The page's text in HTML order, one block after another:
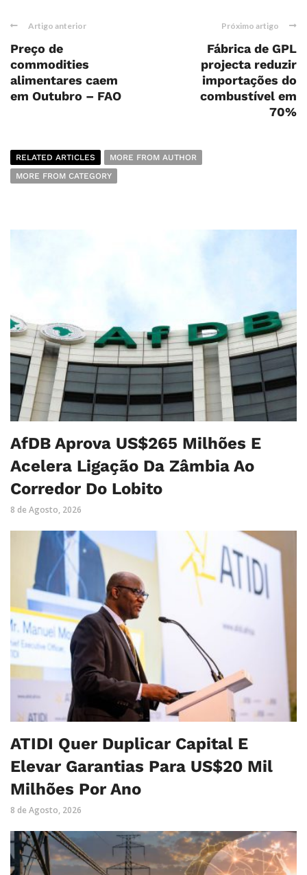
Artigo anterior
Preço de
commodities
alimentares caem
em Outubro – FAO
Próximo artigo
Fábrica de GPL
projecta reduzir
importações do
combustível em
70%
RELATED ARTICLES
MORE FROM AUTHOR
MORE FROM CATEGORY
AfDB Aprova US$265 Milhões E
Acelera Ligação Da Zâmbia Ao
Corredor Do Lobito
8 de Agosto, 2026
ATIDI Quer Duplicar Capital E
Elevar Garantias Para US$20 Mil
Milhões Por Ano
8 de Agosto, 2026